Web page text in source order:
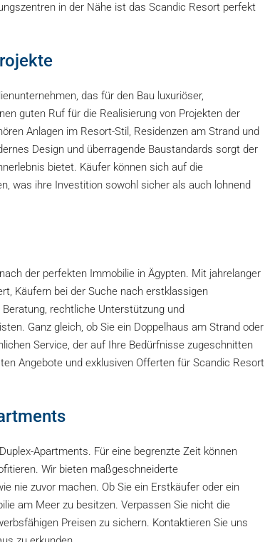
in der Nähe ist das Scandic Resort perfekt
das für den Bau luxuriöser,
guten Ruf für die Realisierung von Projekten der
Anlagen im Resort-Stil, Residenzen am Strand und
Design und überragende Baustandards sorgt der
bietet. Käufer können sich auf die
was ihre Investition sowohl sicher als auch lohnend
der perfekten Immobilie in Ägypten. Mit jahrelanger
Käufern bei der Suche nach erstklassigen
rechtliche Unterstützung und
Ganz gleich, ob Sie ein Doppelhaus am Strand oder
Service, der auf Ihre Bedürfnisse zugeschnitten
Angebote und exklusiven Offerten für Scandic Resort
Apartments. Für eine begrenzte Zeit können
Wir bieten maßgeschneiderte
nie zuvor machen. Ob Sie ein Erstkäufer oder ein
am Meer zu besitzen. Verpassen Sie nicht die
Preisen zu sichern. Kontaktieren Sie uns